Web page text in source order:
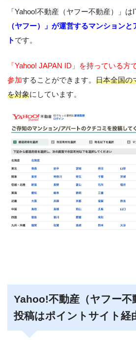
「Yahoo!不動産（ヤフー不動産）」は
（ヤフー）」が運営するマンション
ト です。
「Yahoo! JAPAN ID」を持っている方
参加することができます。 日本全国の
を対象にしています。
Yahoo!不動産（ヤフー不
投稿はポイントサイト経